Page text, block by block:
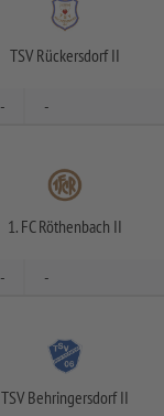
TSV Rückersdorf II
- -
1. FC Röthenbach II
- -
TSV Behringersdorf II